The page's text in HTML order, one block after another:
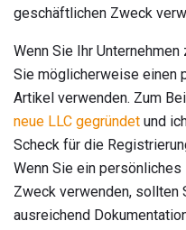
geschäftlichen Zweck
Wenn Sie Ihr
Sie möglicherweise einen
Artikel verwenden. Zum
neue LLC gegründet und
Scheck für die
Wenn Sie ein
Zweck verwenden, sollten
ausreichend